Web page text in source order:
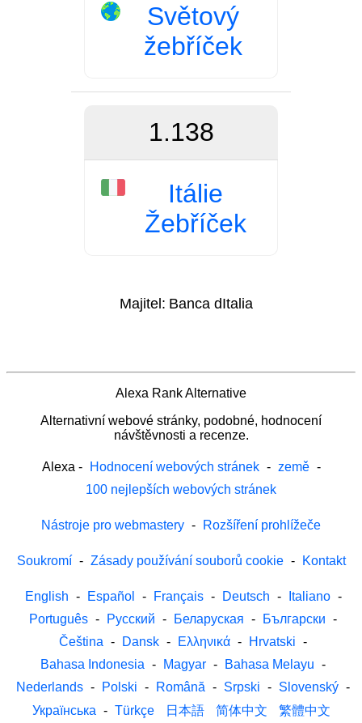
Světový
žebříček
1.138
Itálie
Žebříček
Majitel: Banca dItalia
Alexa Rank Alternative
Alternativní webové stránky, podobné, hodnocení
návštěvnosti a recenze.
Alexa - Hodnocení webových stránek - země -
100 nejlepších webových stránek
Nástroje pro webmastery - Rozšíření prohlížeče
Soukromí - Zásady používání souborů cookie - Kontakt
English - Español - Français - Deutsch - Italiano -
Português - Русский - Беларуская - Български -
Čeština - Dansk - Ελληνικά - Hrvatski -
Bahasa Indonesia - Magyar - Bahasa Melayu -
Nederlands - Polski - Română - Srpski - Slovenský -
Українська - Türkçe 日本語 简体中文 繁體中文